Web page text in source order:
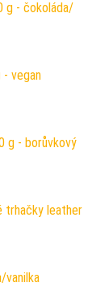
g - čokoláda/
- vegan
g - borůvkový
trhačky leather
vanilka